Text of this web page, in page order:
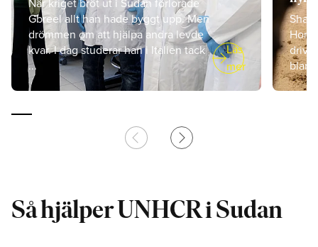
chevron_left chevron_right
När kriget bröt ut i Sudan förlorade
Gbreel allt han hade byggt upp. Men
drömmen om att hjälpa andra levde
kvar. I dag studerar han i Italien tack
...
arrow_right_altLäs
mer
Hon
Så hjälper UNHCR i Sudan